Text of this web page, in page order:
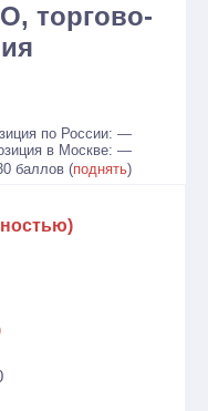
торгово-
по России: —
в Москве: —
баллов (поднять)